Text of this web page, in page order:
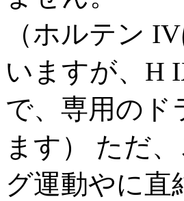
（ホルテン
いますが、H
で、専用のド
ます） ただ
グ運動やに直